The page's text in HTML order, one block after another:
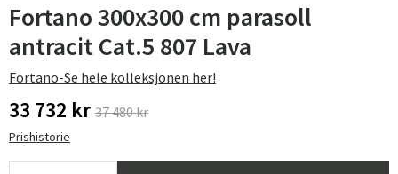
Fortano 300x300 cm parasoll
antracit Cat.5 807 Lava
Fortano-Se hele kolleksjonen her!
33 732 kr 37 480 kr
Prishistorie